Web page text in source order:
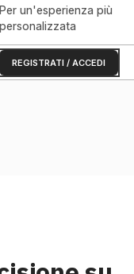
Per un'esperienza più
personalizzata
REGISTRATI / ACCEDI